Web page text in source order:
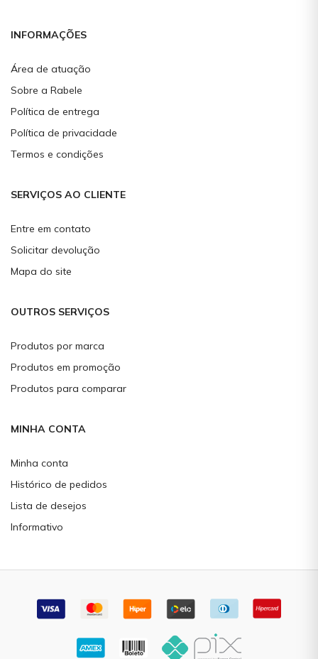
INFORMAÇÕES
Área de atuação
Sobre a Rabele
Política de entrega
Política de privacidade
Termos e condições
SERVIÇOS AO CLIENTE
Entre em contato
Solicitar devolução
Mapa do site
OUTROS SERVIÇOS
Produtos por marca
Produtos em promoção
Produtos para comparar
MINHA CONTA
Minha conta
Histórico de pedidos
Lista de desejos
Informativo